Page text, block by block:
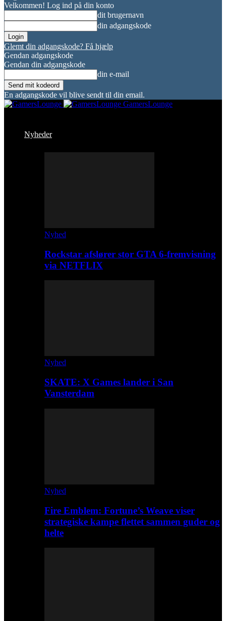
Velkommen! Log ind på din konto
dit brugernavn
din adgangskode
Glemt din adgangskode? Få hjælp
Gendan adgangskode
Gendan din adgangskode
din e-mail
En adgangskode vil blive sendt til din email.
GamersLounge
Nyheder
Nyhed
Rockstar afslører stor GTA 6-fremvisning
via NETFLIX
Nyhed
SKATE: X Games lander i San
Vansterdam
Nyhed
Fire Emblem: Fortune’s Weave viser
strategiske kampe flettet sammen guder og
helte